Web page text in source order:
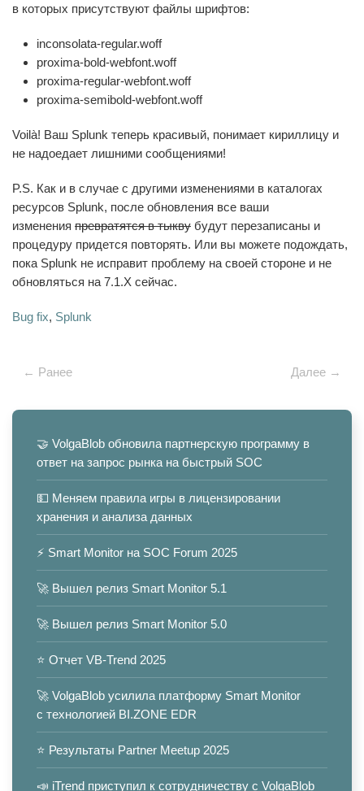
в которых присутствуют файлы шрифтов:
inconsolata-regular.woff
proxima-bold-webfont.woff
proxima-regular-webfont.woff
proxima-semibold-webfont.woff
Voilà! Ваш Splunk теперь красивый, понимает кириллицу и
не надоедает лишними сообщениями!
P.S. Как и в случае с другими изменениями в каталогах
ресурсов Splunk, после обновления все ваши
изменения превратятся в тыкву будут перезаписаны и
процедуру придется повторять. Или вы можете подождать,
пока Splunk не исправит проблему на своей стороне и не
обновляться на 7.1.Х сейчас.
Bug fix, Splunk
← Ранее Далее →
🤝 VolgaBlob обновила партнерскую программу в
ответ на запрос рынка на быстрый SOC
💵 Меняем правила игры в лицензировании
хранения и анализа данных
⚡️ Smart Monitor на SOC Forum 2025
🚀 Вышел релиз Smart Monitor 5.1
🚀 Вышел релиз Smart Monitor 5.0
⭐️ Отчет VB-Trend 2025
🚀 VolgaBlob усилила платформу Smart Monitor
с технологией BI.ZONE EDR
⭐️ Результаты Partner Meetup 2025
📣 iTrend приступил к сотрудничеству с VolgaBlob